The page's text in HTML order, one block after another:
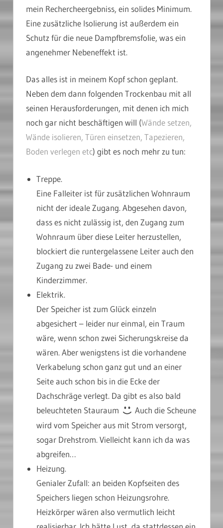
mein Rechercheergebniss, ein solides Minimum.
Eine zusätzliche Isolierung ist außerdem ein
Schutz für die neue Dampfbremsfolie, was ein
angenehmer Nebeneffekt ist.
Das alles ist in meinem Kopf schon geplant.
Neben dem dann folgenden Trockenbau mit all
seinen Herausforderungen, mit denen ich mich
noch gar nicht beschäftigen will (Wände setzen,
Wände isolieren, Türen einsetzen, Tapezieren,
Boden verlegen etc) gibt es noch mehr zu tun:
Treppe.
Eine Falleiter ist für zusätzlichen Wohnraum
nicht der ideale Zugang. Abgesehen davon,
dass es nicht zulässig ist, den Zugang zum
Wohnraum über diese Leiter herzustellen,
blockiert die runtergelassene Leiter auch den
Zugang zu zwei Bade- und einem
Kinderzimmer.
Elektrik.
Der Speicher ist zum Glück einzeln
abgesichert – leider nur einmal, ein Traum
wäre, wenn schon zwei Sicherungskreise da
wären. Aber wenigstens ist die vorhandene
Verkabelung schon ganz gut und an einer
Seite auch schon bis in die Ecke der
Dachschräge verlegt. Da gibt es also bald
beleuchteten Stauraum
Auch die Scheune
wird vom Speicher aus mit Strom versorgt,
sogar Drehstrom. Vielleicht kann ich da was
abgreifen…
Heizung.
Genialer Zufall: an beiden Kopfseiten des
Speichers liegen schon Heizungsrohre.
Heizkörper wären also vermutlich leicht